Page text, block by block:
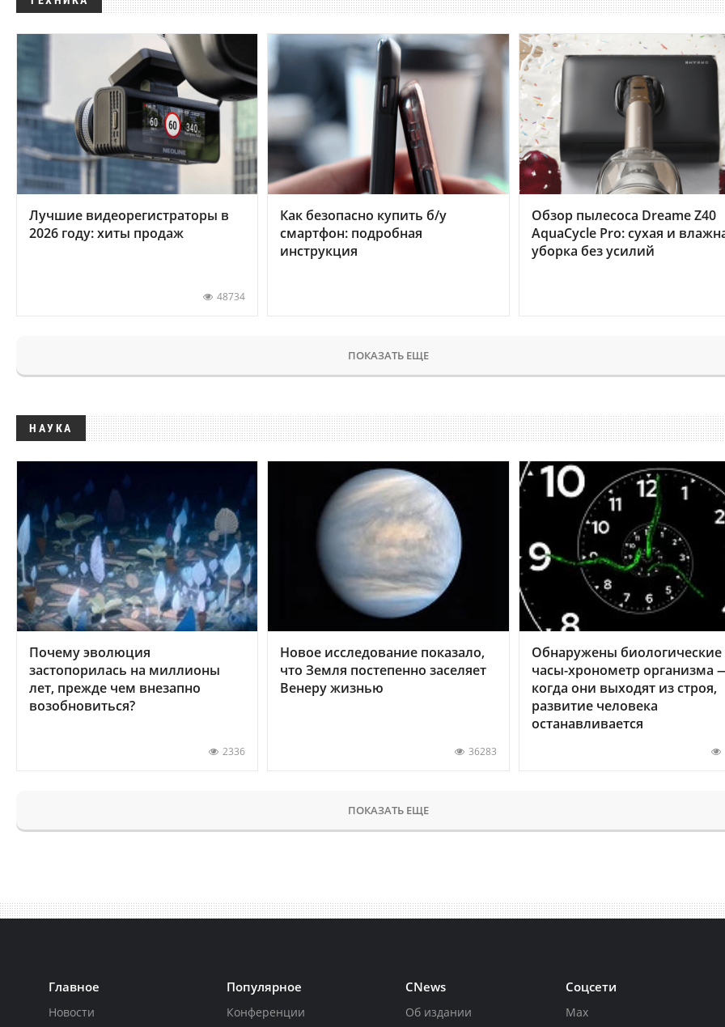
Лучшие видеорегистраторы в
2026 году: хиты продаж
48734
Как безопасно купить б/у
смартфон: подробная
инструкция
Обзор пылесоса Dreame Z40
AquaCycle Pro: сухая и
уборка без усилий
ПОКАЗАТЬ ЕЩЕ
НАУКА
Почему эволюция
застопорилась на миллионы
лет, прежде чем внезапно
возобновиться?
2336
Новое исследование показало,
что Земля постепенно заселяет
Венеру жизнью
36283
Обнаружены биологические
часы-хронометр организма
когда они выходят из строя,
развитие человека
останавливается
ПОКАЗАТЬ ЕЩЕ
Главное
Новости
Популярное
Конференции
CNews
Об издании
Соцсети
Max